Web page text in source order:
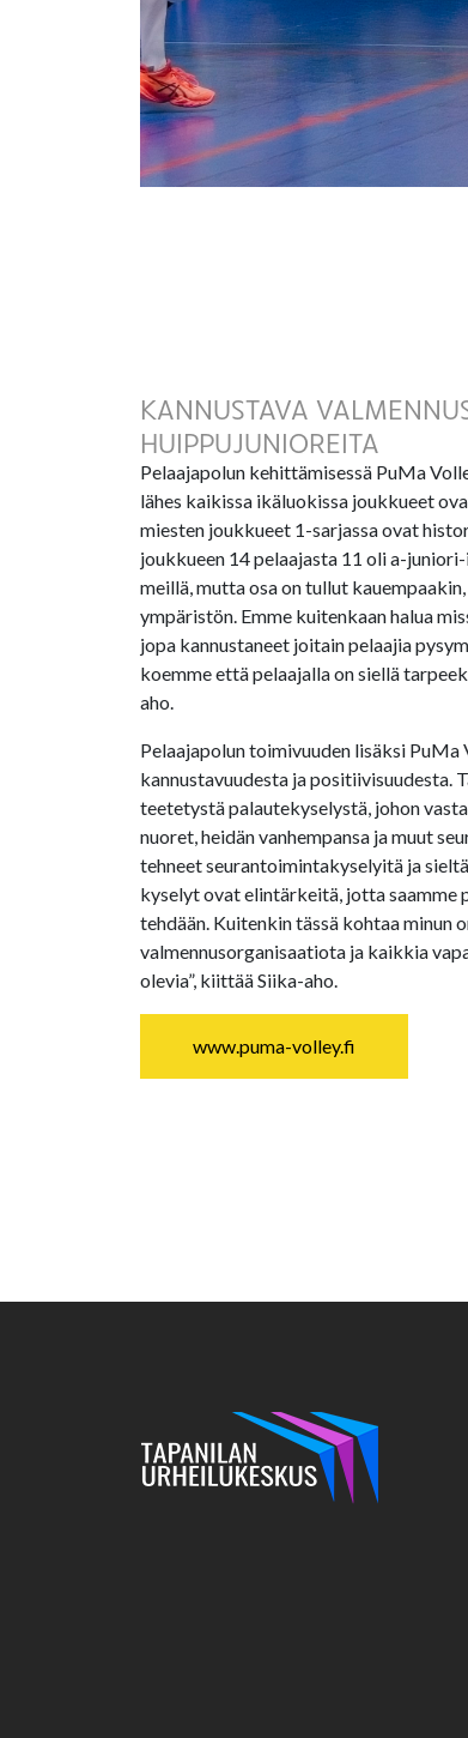
KANNUSTAVA
HUIPPUJUNIOREITA
Pelaajapolun kehittämisessä PuMa
lähes kaikissa ikäluokissa joukkueet
miesten joukkueet 1-sarjassa ovat
joukkueen 14 pelaajasta 11 oli a-
meillä, mutta osa on tullut
ympäristön. Emme kuitenkaan halua
jopa kannustaneet joitain pelaajia
koemme että pelaajalla on siellä
aho.
Pelaajapolun toimivuuden lisäksi
kannustavuudesta ja positiivisuudesta.
teetetystä palautekyselystä, johon
nuoret, heidän vanhempansa ja muut
tehneet seurantoimintakyselyitä ja
kyselyt ovat elintärkeitä, jotta saamme
tehdään. Kuitenkin tässä kohtaa minun
valmennusorganisaatiota ja kaikkia
olevia”, kiittää Siika-aho.
www.puma-volley.fi